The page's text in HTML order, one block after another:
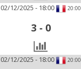
02/12/2025 - 18:00
20:00
3 - 0
02/12/2025 - 18:00
20:00